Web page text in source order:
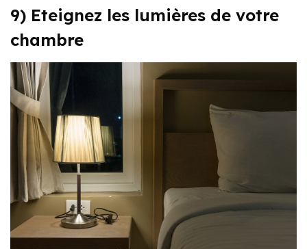
9) Eteignez les lumières de votre
chambre